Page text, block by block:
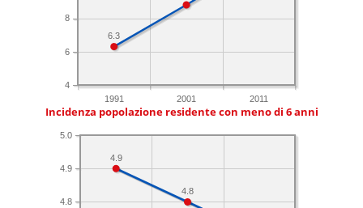
1991 2001 2011
4
6
8
6.3
Incidenza popolazione residente con meno di 6 anni
4.8
4.9
5.0
4.8
4.9